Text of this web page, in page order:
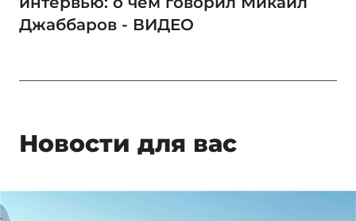
Джаббаров - ВИДЕО
Новости для вас